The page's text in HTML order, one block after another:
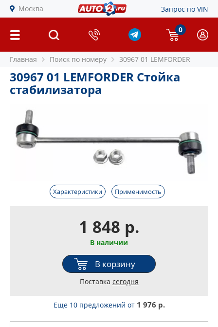
Москва Запрос по VIN
0
Главная Поиск по номеру 30967 01 LEMFORDER
30967 01 LEMFORDER Стойка
стабилизатора
Характеристики Применимость
1 848 р.
В наличии
В корзину
Поставка сегодня
Еще 10 предложений от 1 976 р.